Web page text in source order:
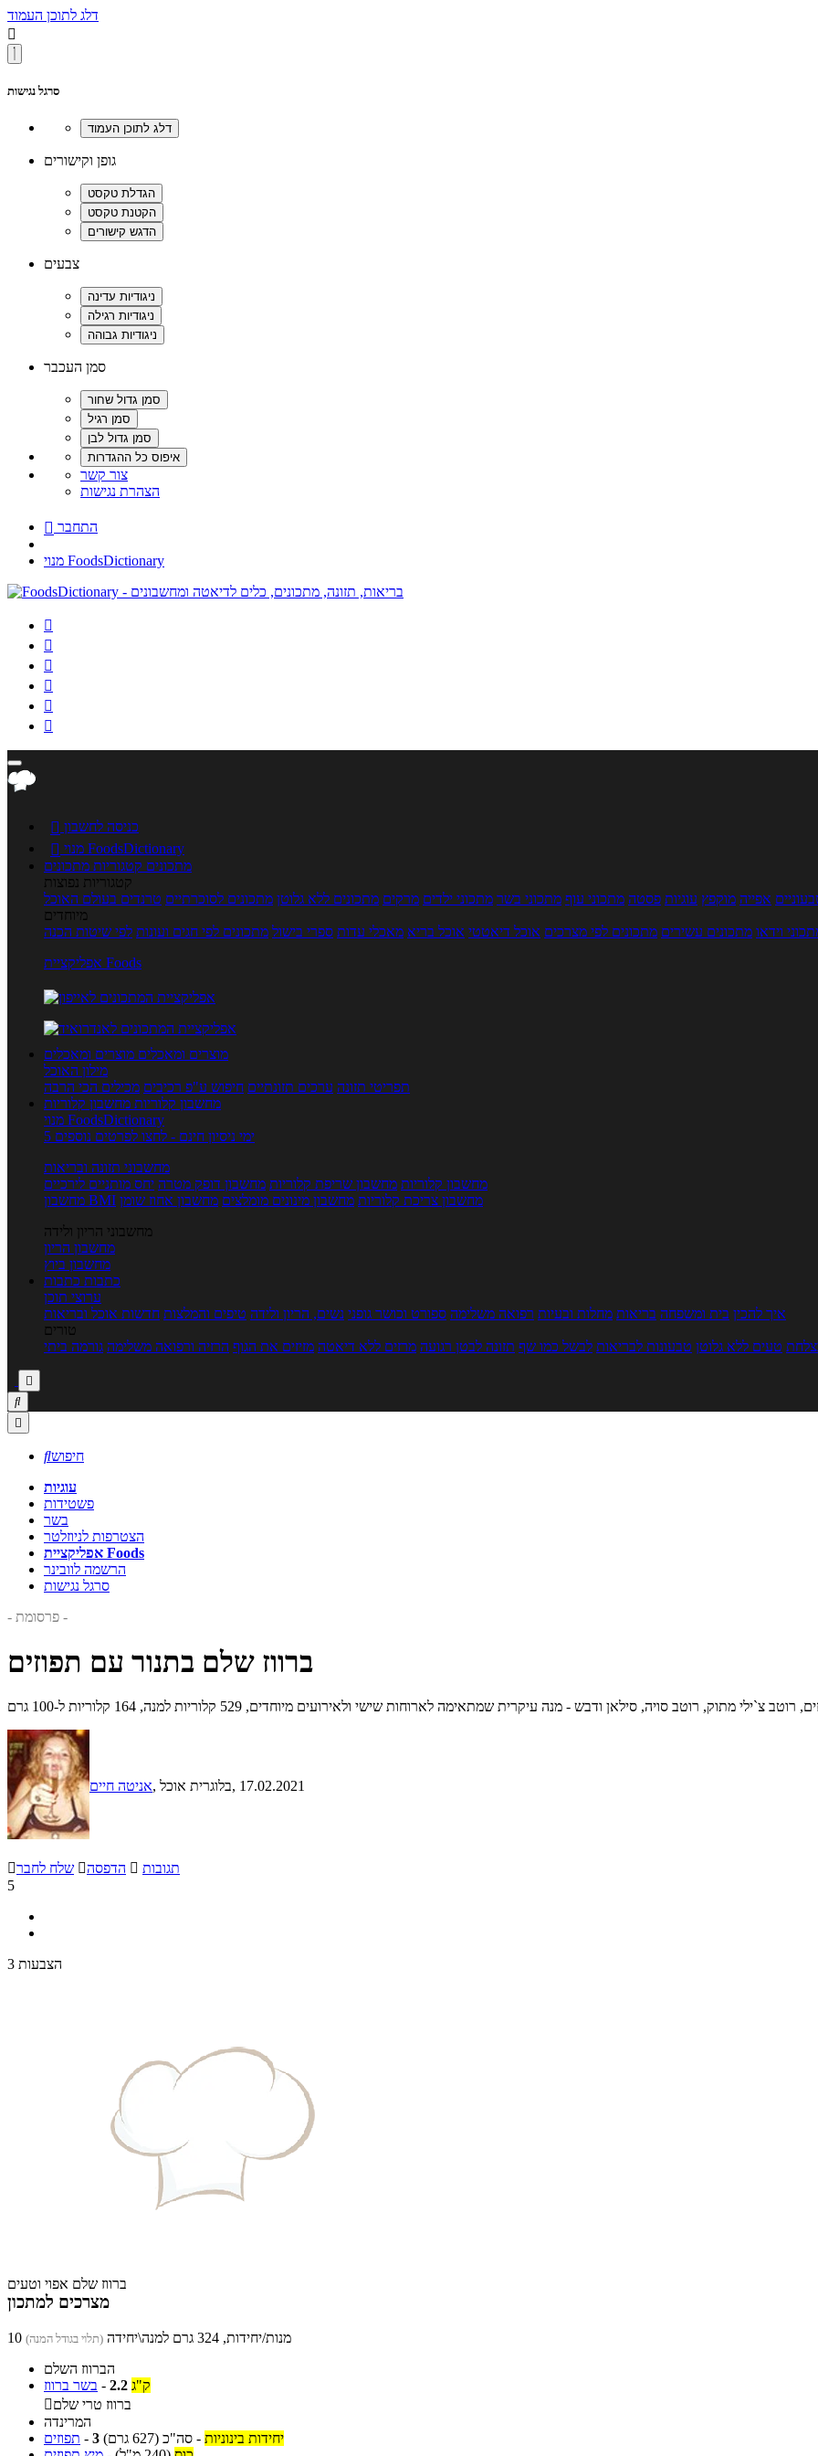
דלג לתוכן העמוד

סרגל נגישות
גופן וקישורים
צבעים
סמן העכבר
צור קשר
הצהרת נגישות
 התחבר
מנוי FoodsDictionary






 כניסה לחשבון

מנוי FoodsDictionary
מתכונים קטגוריות מתכונים
קטגוריות נפוצות
אפייה מוקפץ עוגיות פסטה מתכוני עוף מתכוני בשר מתכוני ילדים מרקים מתכונים ללא גלוטן מתכונים לסוכרתיים טרנדים בעולם האוכל
מיוחדים
וידאו מתכונים עשירים מתכונים לפי מצרכים אוכל דיאטטי אוכל בריא מאכלי עדות ספרי בישול מתכונים לפי חגים ועונות לפי שיטות הכנה
אפליקציית Foods
מוצרים ומאכלים מוצרים ומאכלים
מילון האוכל
תפריטי תזונה ערכים תזונתיים חיפוש ע"פ רכיבים מכילים הכי הרבה
מחשבון קלוריות מחשבון קלוריות
מנוי FoodsDictionary
5 ימי ניסיון חינם - לחצו לפרטים נוספים
מחשבוני תזונה ובריאות
מחשבון קלוריות מחשבון שריפת קלוריות מחשבון דופק מטרה יחס מותניים לירכיים
מחשבון BMI
מחשבון צריכת קלוריות מחשבון מינונים מומלצים מחשבון אחוז שומן
מחשבוני הריון ולידה
מחשבון הריון
מחשבון ביוץ
כתבות כתבות
ערוצי תוכן
איך להכין בית ומשפחה בריאות מחלות ובעיות רפואה משלימה ספורט וכושר גופני נשים, הריון ולידה טיפים והמלצות חדשות אוכל ובריאות
טורים
טעים ללא גלוטן טבעונות לבריאות לבשל כמו שף תזונה לבטן רגועה מרזים ללא דיאטה מזיזים את הגוף הרזיה ורפואה משלימה גורמה ביתי



חיפוש
עוגיות
פשטידות
בשר
הצטרפות לניוזלטר
אפליקציית Foods
הרשמה לוובינר
סרגל נגישות
- פרסומת -
ברווז שלם בתנור עם תפוזים
מתוק, רוטב סויה, סילאן ודבש - מנה עיקרית שמתאימה לארוחות שישי ולאירועים מיוחדים, 529 קלוריות למנה, 164 קלוריות ל-100 גרם
אניטה חיים , בלוגרית אוכל, 17.02.2021
שלח לחבר הדפסה  תגובות
5
3 הצבעות
ברווז שלם אפוי וטעים
מצרכים למתכון
10 מנות/יחידות, 324 גרם למנה\יחידה (תלוי בגודל המנה)
הברווז השלם
בשר ברווז - 2.2 ק"ג
ברווז טרי שלם
המרינדה
תפוזים - 3 יחידות בינוניות - סה"כ (627 גרם)